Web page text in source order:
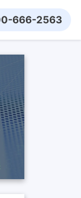
666-2563